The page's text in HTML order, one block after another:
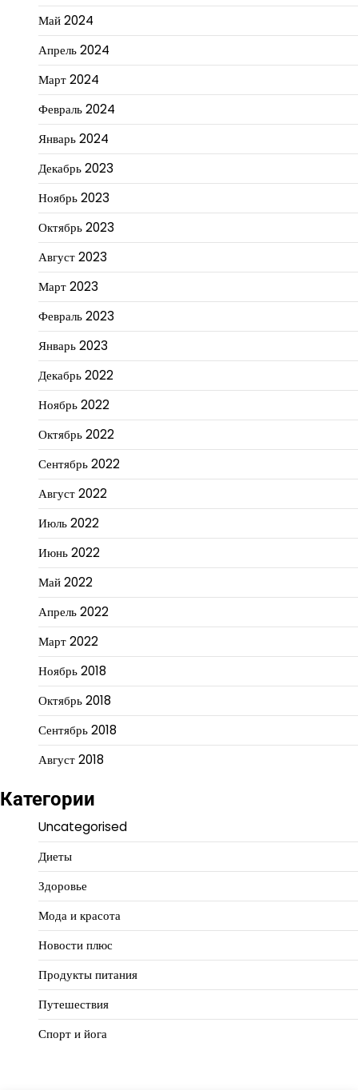
Май 2024
Апрель 2024
Март 2024
Февраль 2024
Январь 2024
Декабрь 2023
Ноябрь 2023
Октябрь 2023
Август 2023
Март 2023
Февраль 2023
Январь 2023
Декабрь 2022
Ноябрь 2022
Октябрь 2022
Сентябрь 2022
Август 2022
Июль 2022
Июнь 2022
Май 2022
Апрель 2022
Март 2022
Ноябрь 2018
Октябрь 2018
Сентябрь 2018
Август 2018
Категории
Uncategorised
Диеты
Здоровье
Мода и красота
Новости плюс
Продукты питания
Путешествия
Спорт и йога